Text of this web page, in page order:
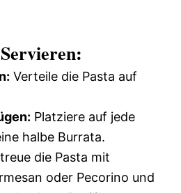
Verteile die Pasta auf
Platziere auf jede
halbe Burrata.
die Pasta mit
oder Pecorino und